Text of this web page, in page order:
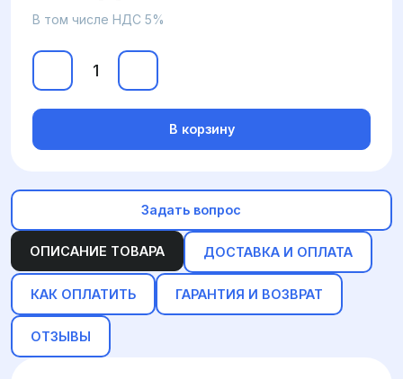
ОПИСАНИЕ ТОВАРА ДОСТАВКА И ОПЛАТА
КАК ОПЛАТИТЬ ГАРАНТИЯ И ВОЗВРАТ
ОТЗЫВЫ
В том числе НДС 5%
В корзину
Задать вопрос